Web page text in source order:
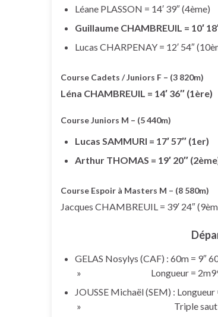
Léane PLASSON = 14′ 39″ (4ème)
Guillaume CHAMBREUIL = 10′
Lucas CHARPENAY = 12′ 54″
Course Cadets / Juniors F – (3 820m)
Léna CHAMBREUIL = 14′ 36″ (1ère)
Course Juniors M – (5 440m)
Lucas SAMMURI = 17′ 57″ (1er)
Arthur THOMAS = 19′ 20″
Course Espoir à Masters M – (8 580m)
Jacques CHAMBREUIL = 39′ 24″
GELAS Nosylys (CAF) : 60m = 9″
» Longueur =
JOUSSE Michaël (SEM) :
» Triple saut =